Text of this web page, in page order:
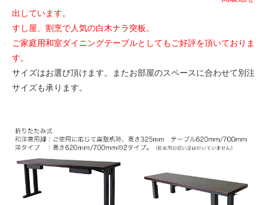
出しています。
すし屋、割烹で人気の白木ナラ突板。
ご家庭用和室ダイニングテーブルとしてもご好評を頂いておりま
す。
サイズはお選び頂けます。またお部屋のスペースに合わせて別注
サイズも承ります。